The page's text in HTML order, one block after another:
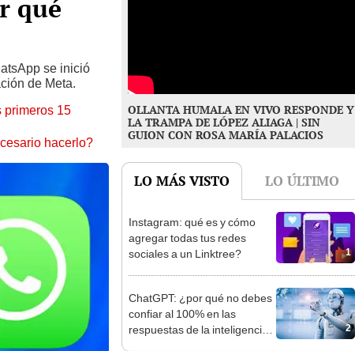
se inició
de Meta.
primeros 15
hacerlo?
OLLANTA HUMALA EN VIVO RESPONDE Y
LA TRAMPA DE LÓPEZ ALIAGA | SIN
GUION CON ROSA MARÍA PALACIOS
LO MÁS VISTO LO ÚLTIMO
1
Instagram: qué es y cómo
agregar todas tus redes
sociales a un Linktree?
2
ChatGPT: ¿por qué no debes
confiar al 100% en las
respuestas de la inteligencia